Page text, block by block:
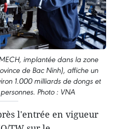
implantée dans la zone
de Bac Ninh), affiche un
1.000 milliards de dongs et
Photo : VNA
l'entrée en vigueur